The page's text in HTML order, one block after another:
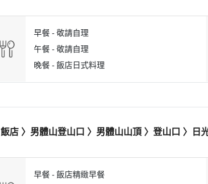
早餐 -敬請自理
午餐 -敬請自理
晚餐 -飯店日式料理
飯店 〉男體山登山口 〉男體山山頂 〉登山口 〉日
早餐 -飯店精緻早餐